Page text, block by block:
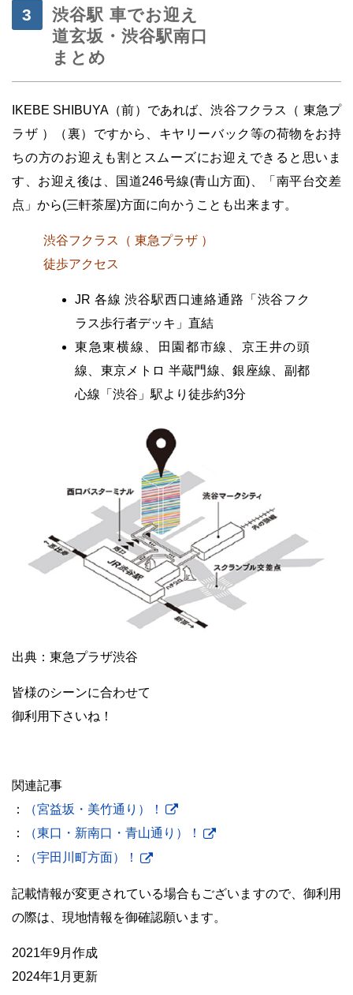
渋谷駅 車でお迎え
道玄坂・渋谷駅南口
まとめ
IKEBE SHIBUYA（前）であれば、渋谷フクラス（ 東急プ
ラザ ）（裏）ですから、キヤリーバック等の荷物をお持
ちの方のお迎えも割とスムーズにお迎えできると思いま
す、お迎え後は、国道246号線(青山方面)、「南平台交差
点」から(三軒茶屋)方面に向かうことも出来ます。
渋谷フクラス（ 東急プラザ ）
徒歩アクセス
JR 各線 渋谷駅西口連絡通路「渋谷フク
ラス歩行者デッキ」直結
東急東横線、田園都市線、京王井の頭
線、東京メトロ 半蔵門線、銀座線、副都
心線「渋谷」駅より徒歩約3分
出典：東急プラザ渋谷
皆様のシーンに合わせて
御利用下さいね！
関連記事
：
（宮益坂・美竹通り）！
：
（東口・新南口・青山通り）！
：
（宇田川町方面）！
記載情報が変更されている場合もございますので、御利用
の際は、現地情報を御確認願います。
2021年9月作成
2024年1月更新